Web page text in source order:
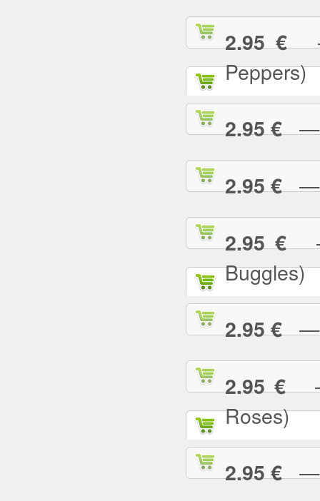
2.95 €—
Peppers)
2.95 €—
2.95 €—
2.95 €—
Buggles)
2.95 €—
2.95 €—
Roses)
2.95 €—